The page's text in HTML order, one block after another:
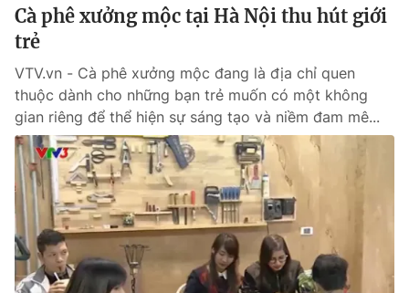
Tư vấn
Chuyên mục khác
Emagazine Podcast
Photo Infographic
Video Shorts video
VTV Money VTV Thể thao
VTV Sức khoẻ Bất động sản
Cà phê xưởng mộc tại Hà Nội thu hút giới
trẻ
VTV.vn - Cà phê xưởng mộc đang là địa chỉ quen
thuộc dành cho những bạn trẻ muốn có một không
gian riêng để thể hiện sự sáng tạo và niềm đam mê...